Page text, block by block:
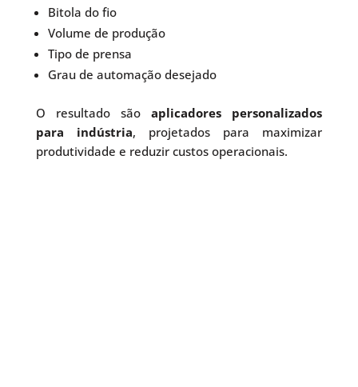
Bitola do fio
Volume de produção
Tipo de prensa
Grau de automação desejado
O resultado sãoaplicadores personalizados
para indústria, projetados para maximizar
produtividade e reduzir custos operacionais.